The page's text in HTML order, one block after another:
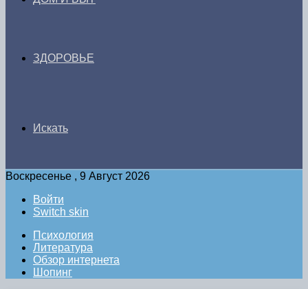
ЗДОРОВЬЕ
Искать
Воскресенье , 9 Август 2026
Войти
Switch skin
Психология
Литература
Обзор интернета
Шопинг